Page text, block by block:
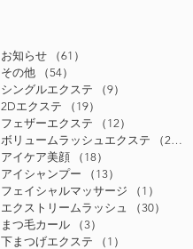
お知らせ （61）
その他
（54）
シングルエクステ
（9）
2Dエクステ
（19）
フェザーエクステ
（12）
ボリュームラッシュエクステ
（24）
アイケア美顔
（18）
アイシャンプー
（13）
フェイシャルマッサージ
（1）
エクストリームラッシュ
（30）
まつ毛カール
（3）
下まつげエクステ
（1）